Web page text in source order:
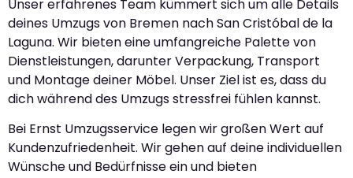
Unser erfahrenes Team kümmert sich um alle Details
deines Umzugs von Bremen nach San Cristóbal de la
Laguna. Wir bieten eine umfangreiche Palette von
Dienstleistungen, darunter Verpackung, Transport
und Montage deiner Möbel. Unser Ziel ist es, dass du
dich während des Umzugs stressfrei fühlen kannst.
Bei Ernst Umzugsservice legen wir großen Wert auf
Kundenzufriedenheit. Wir gehen auf deine individuellen
Wünsche und Bedürfnisse ein und bieten